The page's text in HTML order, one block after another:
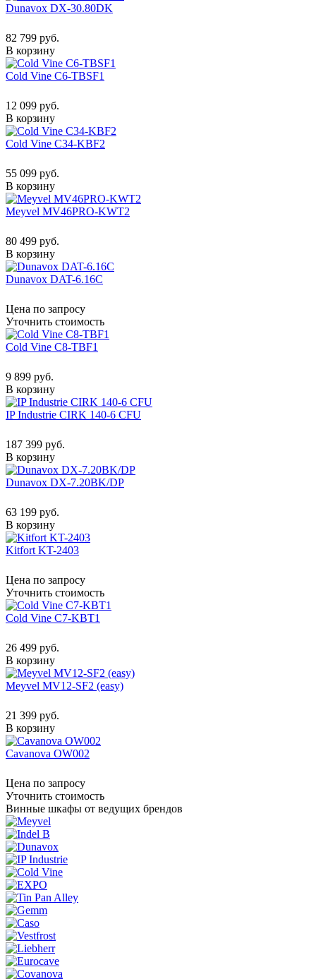
Dunavox DX-30.80DK
82 799 руб.
В корзину
Cold Vine C6-TBSF1
12 099 руб.
В корзину
Cold Vine C34-KBF2
55 099 руб.
В корзину
Meyvel MV46PRO-KWT2
80 499 руб.
В корзину
Dunavox DAT-6.16C
Цена по запросу
Уточнить стоимость
Cold Vine C8-TBF1
9 899 руб.
В корзину
IP Industrie CIRK 140-6 CFU
187 399 руб.
В корзину
Dunavox DX-7.20BK/DP
63 199 руб.
В корзину
Kitfort KT-2403
Цена по запросу
Уточнить стоимость
Cold Vine C7-KBT1
26 499 руб.
В корзину
Meyvel MV12-SF2 (easy)
21 399 руб.
В корзину
Cavanova OW002
Цена по запросу
Уточнить стоимость
Винные шкафы от ведущих брендов